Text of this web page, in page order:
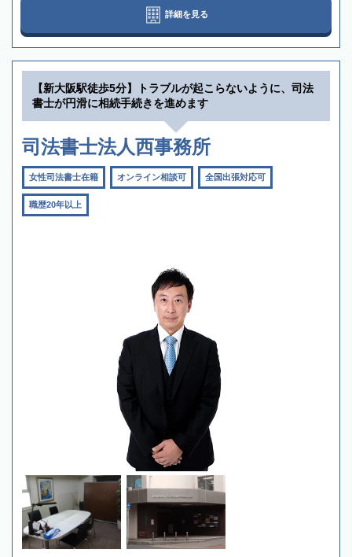
詳細を見る
【新大阪駅徒歩5分】トラブルが起こらないように、司法
書士が円滑に相続手続きを進めます
司法書士法人西事務所
女性司法書士在籍 オンライン相談可 全国出張対応可
職歴20年以上